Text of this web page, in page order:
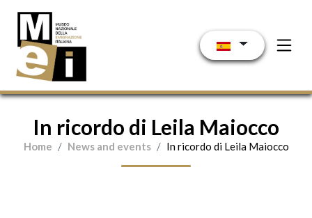
In ricordo di Leila Maiocco
Home News and events In ricordo di Leila Maiocco